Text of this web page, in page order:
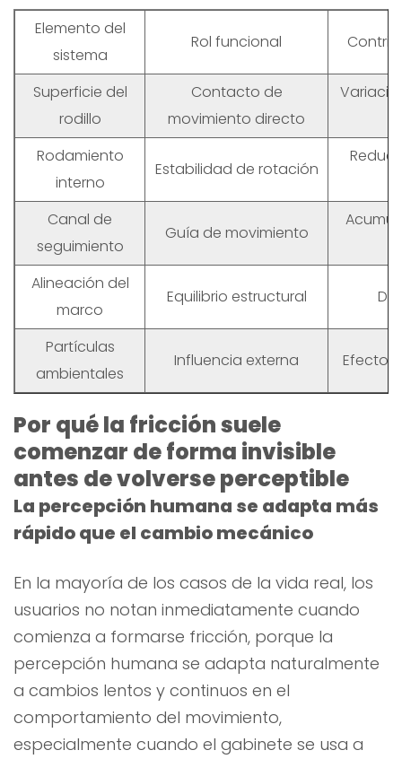
Elemento del
sistema
Rol funcional
Superficie del
rodillo
Contacto de
movimiento directo
Rodamiento
interno
Estabilidad de rotación
Canal de
seguimiento
Guía de movimiento
Alineación del
marco
Equilibrio estructural
Partículas
ambientales
Influencia externa Efecto
Por qué la fricción suele
comenzar de forma invisible
antes de volverse perceptible
La percepción humana se adapta más
rápido que el cambio mecánico
En la mayoría de los casos de la vida real, los
usuarios no notan inmediatamente cuando
comienza a formarse fricción, porque la
percepción humana se adapta naturalmente
a cambios lentos y continuos en el
comportamiento del movimiento,
especialmente cuando el gabinete se usa a